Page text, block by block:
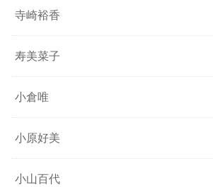
寺崎裕香
寿美菜子
小倉唯
小原好美
小山百代